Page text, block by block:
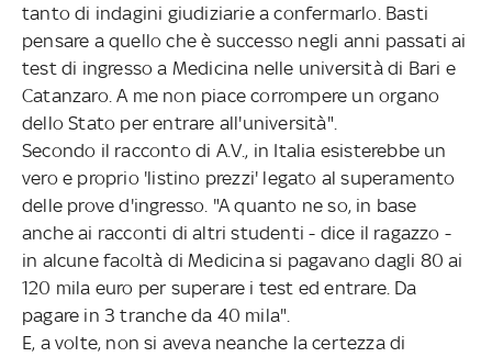
tanto di indagini giudiziarie a confermarlo. Basti
pensare a quello che è successo negli anni passati ai
test di ingresso a Medicina nelle università di Bari e
Catanzaro. A me non piace corrompere un organo
dello Stato per entrare all'università".
Secondo il racconto di A.V., in Italia esisterebbe un
vero e proprio 'listino prezzi' legato al superamento
delle prove d'ingresso. "A quanto ne so, in base
anche ai racconti di altri studenti - dice il ragazzo -
in alcune facoltà di Medicina si pagavano dagli 80 ai
120 mila euro per superare i test ed entrare. Da
pagare in 3 tranche da 40 mila".
E, a volte, non si aveva neanche la certezza di